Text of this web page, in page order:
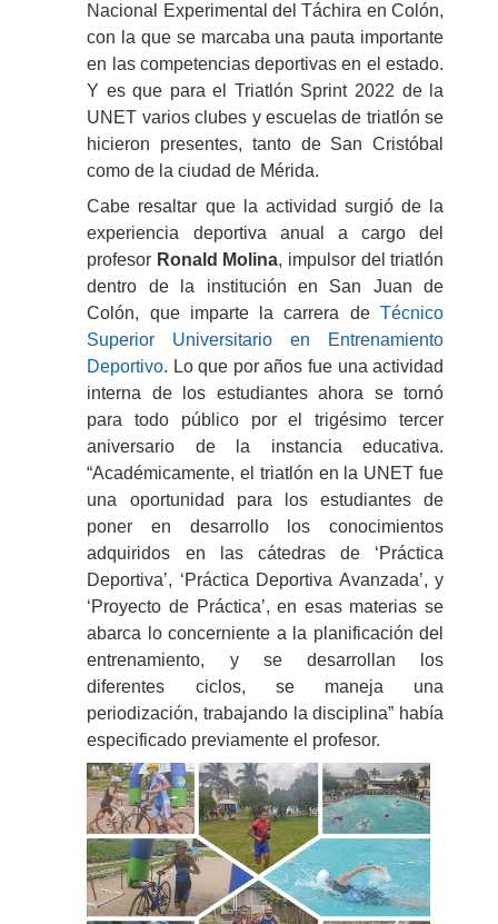
Nacional Experimental del Táchira en Colón,
con la que se marcaba una pauta importante
en las competencias deportivas en el estado.
Y es que para el Triatlón Sprint 2022 de la
UNET varios clubes y escuelas de triatlón se
hicieron presentes, tanto de San Cristóbal
como de la ciudad de Mérida.
Cabe resaltar que la actividad surgió de la
experiencia deportiva anual a cargo del
profesor Ronald Molina, impulsor del triatlón
dentro de la institución en San Juan de
Colón, que imparte la carrera deTécnico
Superior Universitario en Entrenamiento
Deportivo. Lo que por años fue una actividad
interna de los estudiantes ahora se tornó
para todo público por el trigésimo tercer
aniversario de la instancia educativa.
“Académicamente, el triatlón en la UNET fue
una oportunidad para los estudiantes de
poner en desarrollo los conocimientos
adquiridos en las cátedras de ‘Práctica
Deportiva’, ‘Práctica Deportiva Avanzada’, y
‘Proyecto de Práctica’, en esas materias se
abarca lo concerniente a la planificación del
entrenamiento, y se desarrollan los
diferentes ciclos, se maneja una
periodización, trabajando la disciplina” había
especificado previamente el profesor.